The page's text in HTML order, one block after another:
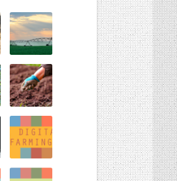
MOTS D’AGRICULTURE
L’AGRICULTURE EN BREF
LES CONNAISSEURS
VIE DES CULTURES
HISTOIRE DES CULTURES
L’association
Et si on parlait un peu d’agriculture ?
Inscriptions newsletter, questions…